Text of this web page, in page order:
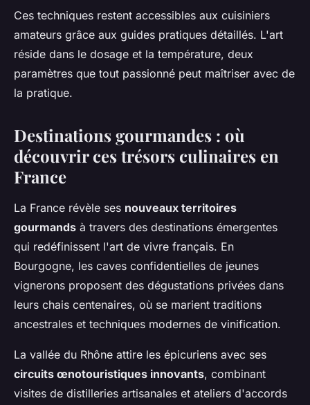
Ces techniques restent accessibles aux cuisiniers
amateurs grâce aux guides pratiques détaillés. L'art
réside dans le dosage et la température, deux
paramètres que tout passionné peut maîtriser avec de
la pratique.
Destinations gourmandes : où
découvrir ces trésors culinaires en
France
La France révèle ses nouveaux territoires
gourmands à travers des destinations émergentes
qui redéfinissent l'art de vivre français. En
Bourgogne, les caves confidentielles de jeunes
vignerons proposent des dégustations privées dans
leurs chais centenaires, où se marient traditions
ancestrales et techniques modernes de vinification.
La vallée du Rhône attire les épicuriens avec ses
circuits œnotouristiques innovants, combinant
visites de distilleries artisanales et ateliers d'accords